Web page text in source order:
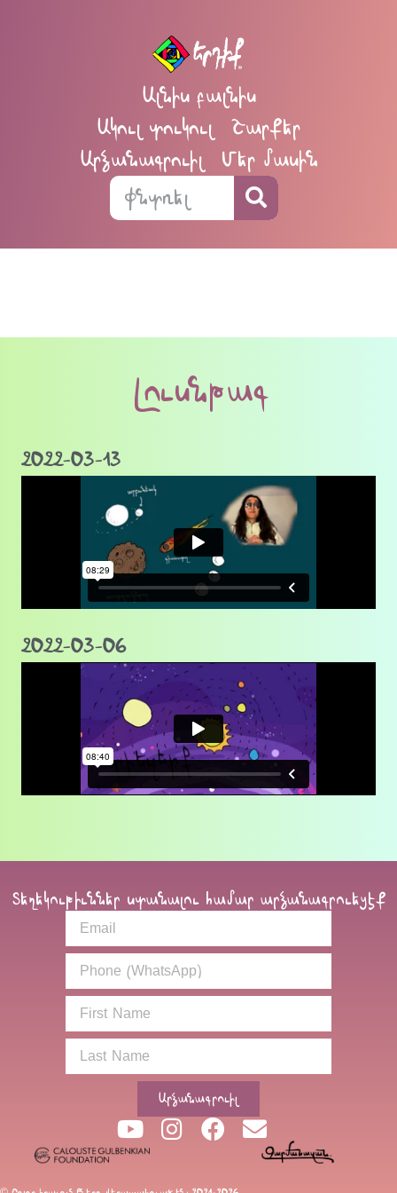
Ալնիս բալնիս
Ակուլ տուկուլ
Շարքեր
Արձանագրուիլ
Մեր մասին
Լուսնթագ
2022-03-13
2022-03-06
Տեղեկութիւններ ստանալու համար արձանագրուեցէք
Արձանագրուիլ